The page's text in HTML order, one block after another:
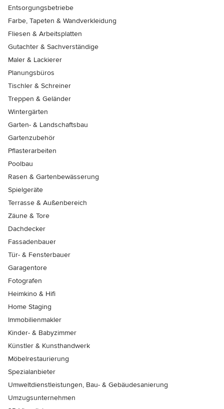
Entsorgungsbetriebe
Farbe, Tapeten & Wandverkleidung
Fliesen & Arbeitsplatten
Gutachter & Sachverständige
Maler & Lackierer
Planungsbüros
Tischler & Schreiner
Treppen & Geländer
Wintergärten
Garten- & Landschaftsbau
Gartenzubehör
Pflasterarbeiten
Poolbau
Rasen & Gartenbewässerung
Spielgeräte
Terrasse & Außenbereich
Zäune & Tore
Dachdecker
Fassadenbauer
Tür- & Fensterbauer
Garagentore
Fotografen
Heimkino & Hifi
Home Staging
Immobilienmakler
Kinder- & Babyzimmer
Künstler & Kunsthandwerk
Möbelrestaurierung
Spezialanbieter
Umweltdienstleistungen, Bau- & Gebäudesanierung
Umzugsunternehmen